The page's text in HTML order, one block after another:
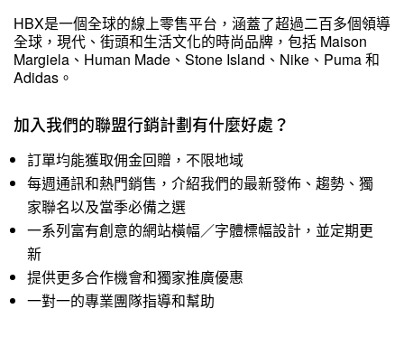
HBX是一個全球的線上零售平台，涵蓋了超過二百多個領導
全球，現代、街頭和生活文化的時尚品牌，包括 Maison
Margiela、Human Made、Stone Island、Nike、Puma 和
Adidas。
加入我們的聯盟行銷計劃有什麼好處？
訂單均能獲取佣金回贈，不限地域
每週通訊和熱門銷售，介紹我們的最新發佈、趨勢、獨
家聯名以及當季必備之選
一系列富有創意的網站橫幅／字體標幅設計，並定期更
新
提供更多合作機會和獨家推廣優惠
一對一的專業團隊指導和幫助